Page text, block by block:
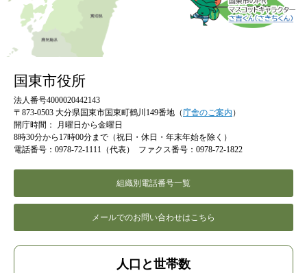
国東市役所
法人番号4000020442143
〒873-0503 大分県国東市国東町鶴川149番地（庁舎のご案内 ）
開庁時間：
月曜日から金曜日
8時30分から17時00分まで（祝日・休日・年末年始を除く）
電話番号：0978-72-1111（代表）
ファクス番号：0978-72-1822
組織別電話番号一覧
メールでのお問い合わせはこちら
人口と世帯数